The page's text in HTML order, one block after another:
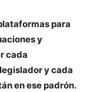
para
y
cada
y cada
en ese padrón.